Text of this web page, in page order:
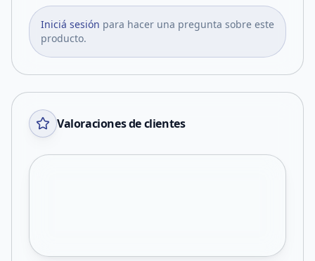
Iniciá sesión para hacer una pregunta sobre este
producto.
Valoraciones de clientes